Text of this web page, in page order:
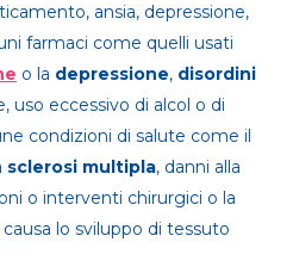
ansia, depressione,
farmaci come quelli usati
o la depressione, disordini
uso eccessivo di alcol o di
condizioni di salute come il
sclerosi multipla, danni alla
o interventi chirurgici o la
lo sviluppo di tessuto